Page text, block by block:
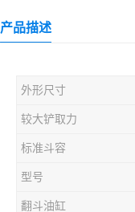
产品描述
外形尺寸
较大铲取力
标准斗容
型号
翻斗油缸